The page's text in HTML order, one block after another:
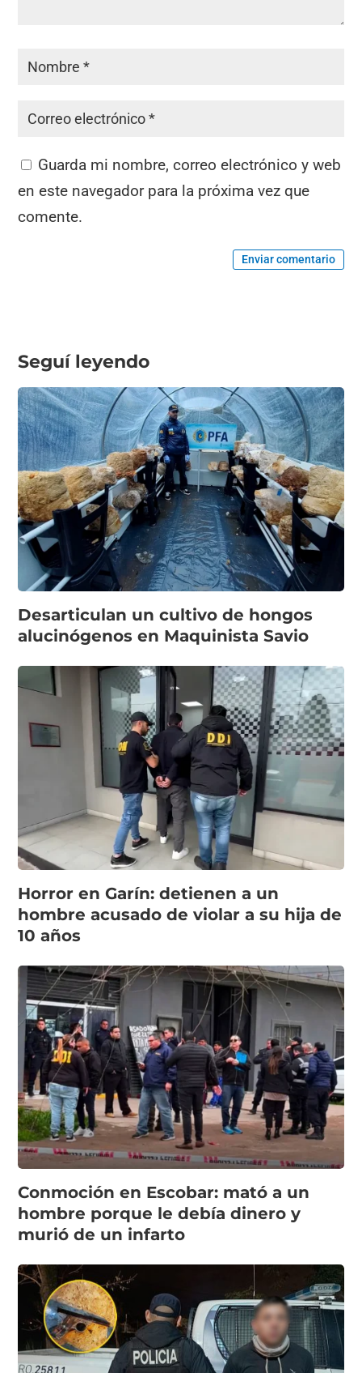
Guarda mi nombre, correo electrónico y web
en este navegador para la próxima vez que
comente.
Enviar comentario
Seguí leyendo
Desarticulan un cultivo de hongos
alucinógenos en Maquinista Savio
Horror en Garín: detienen a un
hombre acusado de violar a su hija de
10 años
Conmoción en Escobar: mató a un
hombre porque le debía dinero y
murió de un infarto